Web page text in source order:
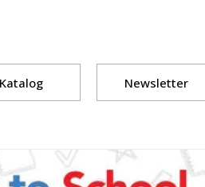
Katalog Newsletter